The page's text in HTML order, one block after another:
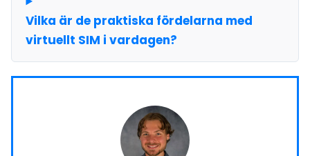
Vilka är de praktiska fördelarna med
virtuellt SIM i vardagen?